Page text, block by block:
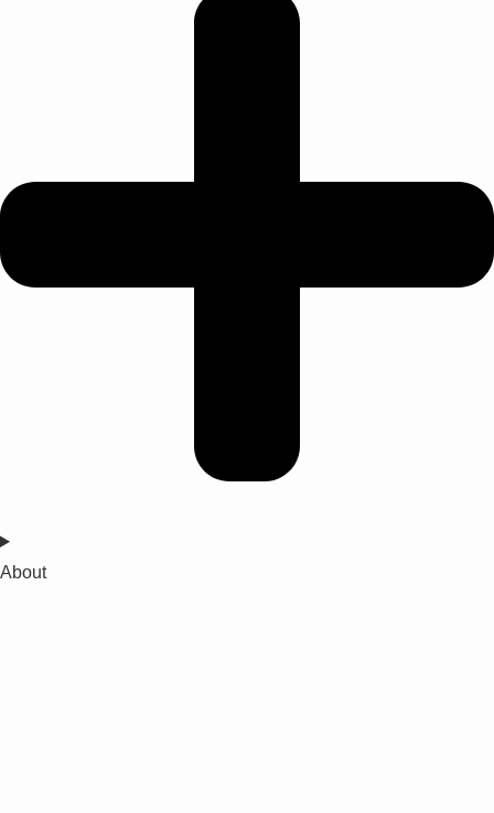
About